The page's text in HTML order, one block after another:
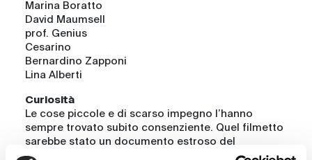
Marina Boratto
David Maumsell
prof. Genius
Cesarino
Bernardino Zapponi
Lina Alberti
Curiosità
Le cose piccole e di scarso impegno l’hanno
sempre trovato subito consenziente. Quel filmetto
sarebbe stato un documento estroso del
passaggio fra il Mastorna e il futuro Satyricon; una